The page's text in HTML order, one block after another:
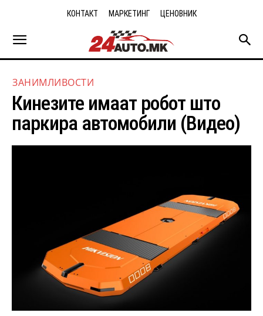
КОНТАКТ МАРКЕТИНГ ЦЕНОВНИК
ЗАНИМЛИВОСТИ
Кинезите имаат робот што
паркира автомобили (Видео)